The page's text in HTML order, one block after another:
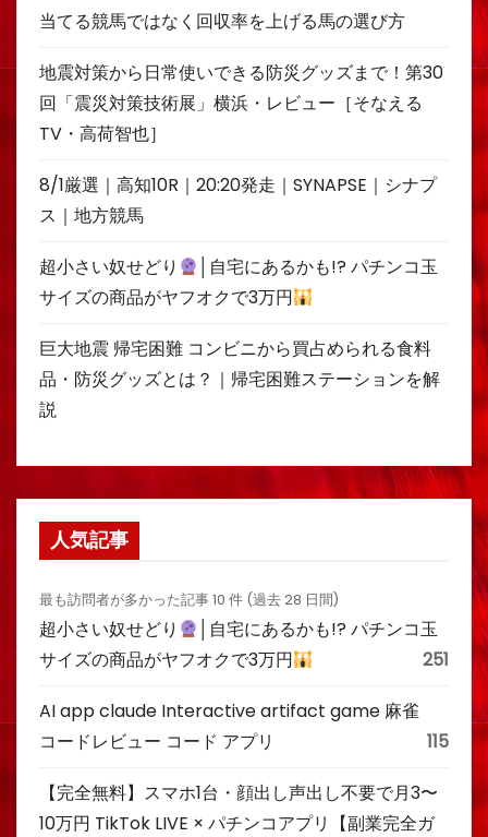
当てる競馬ではなく回収率を上げる馬の選び方
地震対策から日常使いできる防災グッズまで！第30
回「震災対策技術展」横浜・レビュー［そなえる
TV・高荷智也］
8/1厳選｜高知10R｜20:20発走｜SYNAPSE｜シナプ
ス｜地方競馬
超小さい奴せどり
│自宅にあるかも!? パチンコ玉
サイズの商品がヤフオクで3万円
巨大地震 帰宅困難 コンビニから買占められる食料
品・防災グッズとは？｜帰宅困難ステーションを解
説
人気記事
最も訪問者が多かった記事 10 件 (過去 28 日間)
超小さい奴せどり
│自宅にあるかも!? パチンコ玉
サイズの商品がヤフオクで3万円
251
AI app claude Interactive artifact game 麻雀
コードレビュー コード アプリ
115
【完全無料】スマホ1台・顔出し声出し不要で月3〜
10万円 TikTok LIVE × パチンコアプリ【副業完全ガ